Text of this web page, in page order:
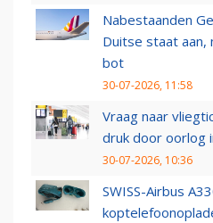
Nabestaanden
Duitse staat aan,
bot
30-07-2026, 11:58
Vraag naar
druk door oorlog
30-07-2026, 10:36
SWISS-Airbus